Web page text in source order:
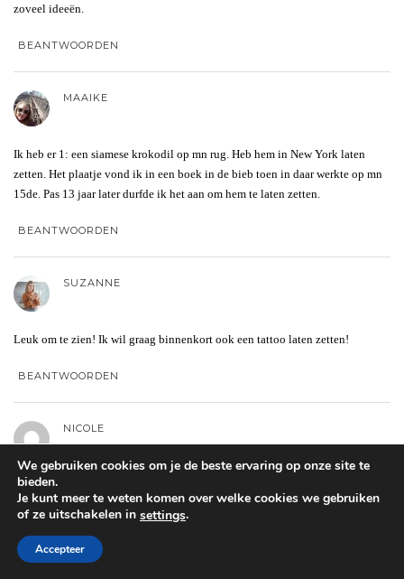
zoveel ideeën.
BEANTWOORDEN
MAAIKE
Ik heb er 1: een siamese krokodil op mn rug. Heb hem in New York laten
zetten. Het plaatje vond ik in een boek in de bieb toen in daar werkte op mn
15de. Pas 13 jaar later durfde ik het aan om hem te laten zetten.
BEANTWOORDEN
SUZANNE
Leuk om te zien! Ik wil graag binnenkort ook een tattoo laten zetten!
BEANTWOORDEN
NICOLE
Leuk vooral dat je het samen heb gedaan is een fijne betekenis, ik vind
vooral je palmboom echt super leuk!
BEANTWOORDEN
We gebruiken cookies om je de beste ervaring op onze site te
bieden.
Je kunt meer te weten komen over welke cookies we gebruiken
of ze uitschakelen in settings.
Accepteer